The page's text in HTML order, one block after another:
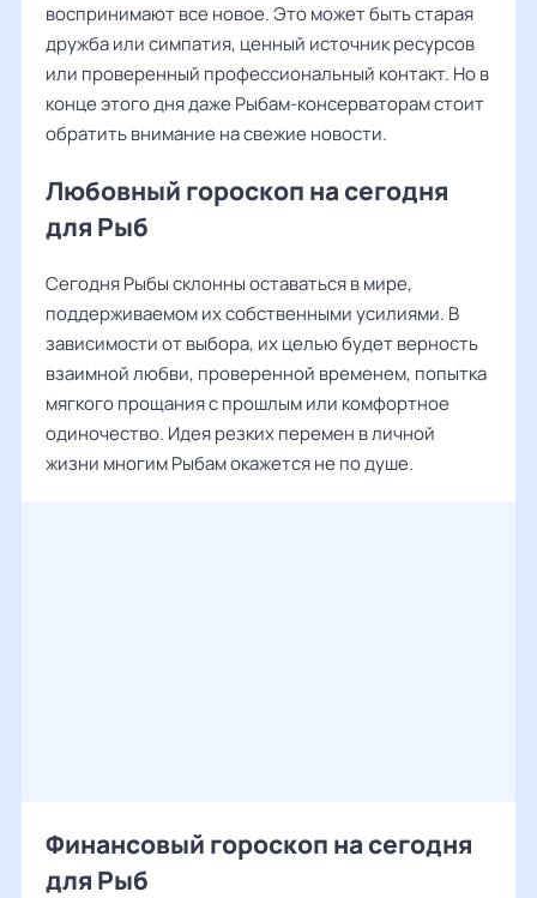
воспринимают все новое. Это может быть старая
дружба или симпатия, ценный источник ресурсов
или проверенный профессиональный контакт. Но в
конце этого дня даже Рыбам-консерваторам стоит
обратить внимание на свежие новости.
Любовный гороскоп на сегодня
для Рыб
Сегодня Рыбы склонны оставаться в мире,
поддерживаемом их собственными усилиями. В
зависимости от выбора, их целью будет верность
взаимной любви, проверенной временем, попытка
мягкого прощания с прошлым или комфортное
одиночество. Идея резких перемен в личной
жизни многим Рыбам окажется не по душе.
Финансовый гороскоп на сегодня
для Рыб